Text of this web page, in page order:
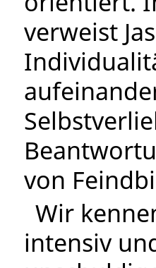
verweist
von
Wir
intensiv